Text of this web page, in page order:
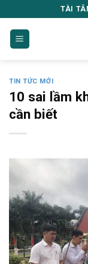
to
content
TÀI
TIN TỨC MỚI
10 sai lầm
cần biết